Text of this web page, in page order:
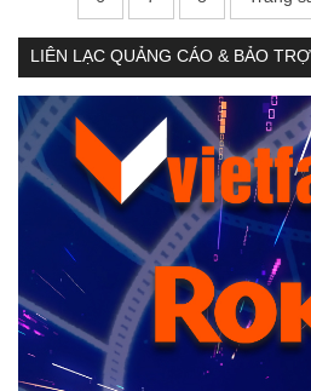
LIÊN LẠC QUẢNG CÁO & BẢO TRỢ